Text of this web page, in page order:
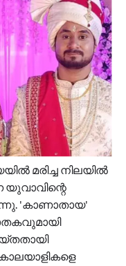
മരിച്ച നിലയിൽ
'കാണാതായ'